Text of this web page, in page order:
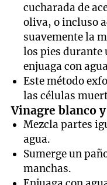
cucharada de
oliva, o incluso
suavemente la
los pies durante
enjuaga con
Este método
las células
Vinagre blanco
Mezcla partes
agua.
Sumerge un
manchas.